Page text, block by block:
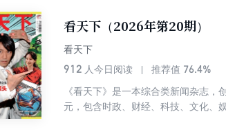
看天下（2026年第20期）
看天下
912 人今日阅读 推荐值 76.4%
《看天下》是一本综合类新闻杂志
元，包含时政、财经、科技、文化、